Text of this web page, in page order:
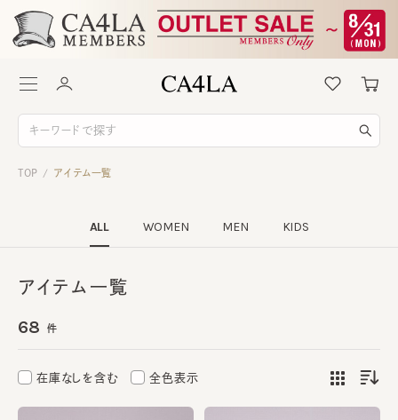
TOP / アイテム一覧
ALL WOMEN MEN KIDS
アイテム一覧
68 件
在庫なしを含む 全色表示